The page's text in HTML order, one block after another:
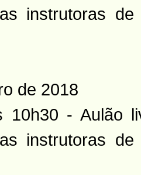
instrutoras
de 2018
10h30 - Aulão
instrutoras